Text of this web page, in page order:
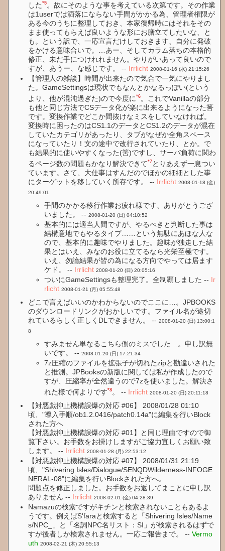
した*5 。故にそのような事を考えている次第です。その作業
は1userでは洒落にならない手間がかかる為、管理者権限が
ある今のうちに整理しておき、本家復帰時にはそれをその
まま使ってもらえば良いような形にお膳立てしたいな、と
も。という訳で、一応宣言だけしておきます、自分に発破
をかける意味合いで。…あー、そしてカラム落ちの本格的
修正、未だ手につけれれません。やりがいあって良いので
すが、あうー、な感じです。 -- Irrlicht 2008-01-16 (水) 21:15:26
【管理人の雑談】時間が出来たので気合で一気にやりまし
た。GameSettingsは現状でもなんとかなるっぽい(という
より、他が混沌過ぎた)ので今度に*6 。これでVanillaの部分
も他と同じ方法でCSデータ化が楽に出来るようになった筈
です。変換作業でどこか間抜けなミスをしていなければ。
変換時に困ったのはCS1.1のデータとCS1.2のデータが混在
していたカテゴリがあったり、タブがなぜか全角スペース
になっていたり！文の途中で改行されていたり、とか。で
も結果的に使いやすくなった(筈)ですし、サーバ負荷に関わ
るページ数の問題もかなり解決できて*7 とりあえず一息つい
ています。さて、大仕事はすんだのでほかの細細とした事
にターゲットを移していく所存です。 -- Irrlicht 2008-01-18 (金)
20:49:01
手間のかかる移行作業お疲れ様です、ありがとうござ
いました。 --2008-01-20 (日) 04:10:52
基本的には適当人間ですが、やるべきと判断した事は
結構意地でもやるタイプ……という無駄にあほな人な
ので、基本的に趣味でやりました。趣味が独走した結
果とはいえ、みなのお役に立てるなら光栄至極です。
いえ、勿論結果が皆の為になる方向でやっては居ます
ケド。 -- Irrlicht 2008-01-20 (日) 20:05:16
ついにGameSettingsも整理完了。全制覇しました -- Ir
rlicht 2008-01-21 (月) 05:55:48
どこで言えばいいのかわからないのでここに…。JPBOOKS
のダウンロードリンクがおかしいです。ファイル名が途切
れているらしく正しくDLできません。 --2008-01-20 (日) 13:00:1
8
すみません単なるこちら側のミスでした…。申し訳無
いです。 --2008-01-20 (日) 17:21:34
7z圧縮のファイルを拡張子が切れたzipと勘違いされた
と推測。JPBooksの新版に関しては私が作成したので
すが、圧縮率が全然違うので7zを使いました。解決さ
れた様で何よりです*8 。 -- Irrlicht 2008-01-20 (日) 20:11:18
【対悪戯抑止機構誤爆の対応 #06】 2008/01/28 01:10
頃、"導入手順/ob1.2.0416/patch0.14a"に編集を行いBlock
された方へ
【対悪戯抑止機構誤爆の対応 #01】と同じ理由ですので御
覧下さい。お手数をお掛けしますがご協力宜しくお願い致
します。 -- Irrlicht 2008-01-28 (月) 22:53:12
【対悪戯抑止機構誤爆の対応 #07】 2008/01/31 21:19
頃、"Shivering Isles/Dialogue/SENQDWilderness-INFOGE
NERAL-08"に編集を行いBlockされた方へ。
問題点を修正しました。お手数をお返してまことに申し訳
ありません -- Irrlicht 2008-02-01 (金) 04:28:39
Namazuの検索ですがキチンと検索されないこともあるよ
うです。例えばS'faraと検索すると「Shivering Isles/Name
s/NPC_」と「名詞NPC名リスト：SI」が検索されるはずで
すが後者しか検索されません。一応ご報告まで。 --Vermo
uth 2008-02-21 (木) 20:55:13